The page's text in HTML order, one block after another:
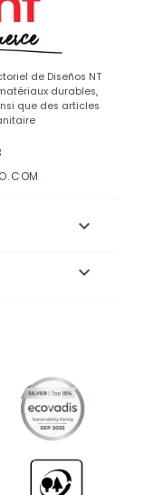
de Diseños NT
durables,
que des articles

